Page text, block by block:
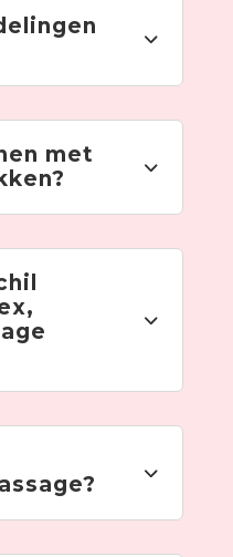
met